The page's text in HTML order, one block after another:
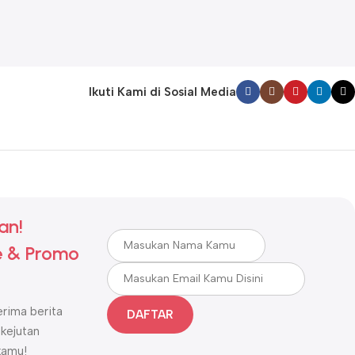
Ikuti Kami di Sosial Media
Promo
berita
DAFTAR